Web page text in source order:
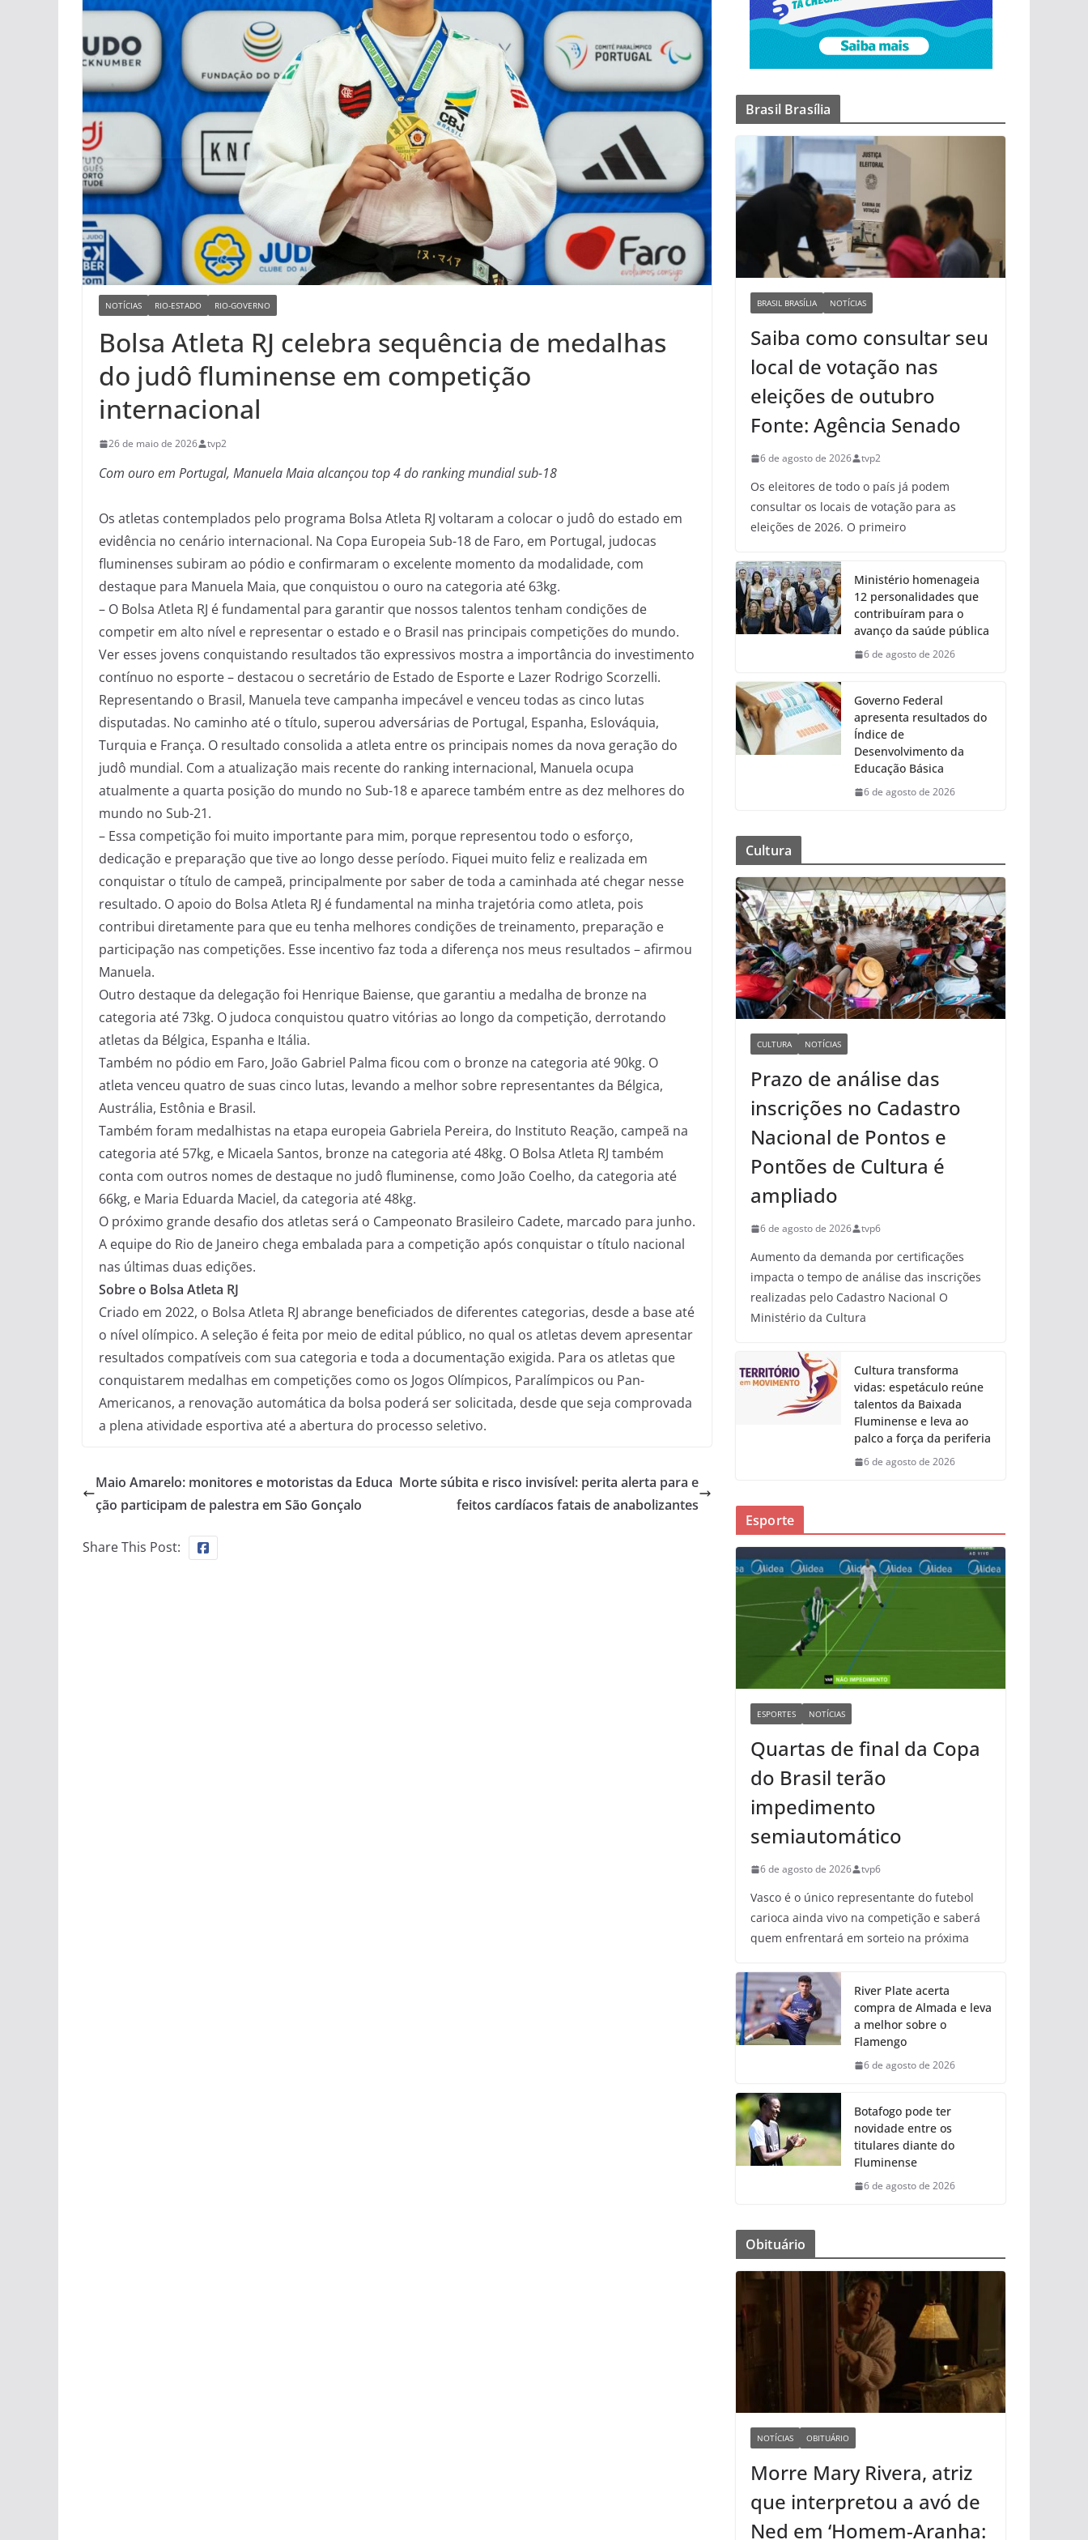
NOTÍCIAS RIO-ESTADO RIO-GOVERNO
Bolsa Atleta RJ celebra sequência de medalhas
do judô fluminense em competição
internacional
26 de maio de 2026 tvp2
Com ouro em Portugal, Manuela Maia alcançou top 4 do ranking mundial sub-18
Os atletas contemplados pelo programa Bolsa Atleta RJ voltaram a colocar o judô do estado em
evidência no cenário internacional. Na Copa Europeia Sub-18 de Faro, em Portugal, judocas
fluminenses subiram ao pódio e confirmaram o excelente momento da modalidade, com
destaque para Manuela Maia, que conquistou o ouro na categoria até 63kg.
– O Bolsa Atleta RJ é fundamental para garantir que nossos talentos tenham condições de
competir em alto nível e representar o estado e o Brasil nas principais competições do mundo.
Ver esses jovens conquistando resultados tão expressivos mostra a importância do investimento
contínuo no esporte – destacou o secretário de Estado de Esporte e Lazer Rodrigo Scorzelli.
Representando o Brasil, Manuela teve campanha impecável e venceu todas as cinco lutas
disputadas. No caminho até o título, superou adversárias de Portugal, Espanha, Eslováquia,
Turquia e França. O resultado consolida a atleta entre os principais nomes da nova geração do
judô mundial. Com a atualização mais recente do ranking internacional, Manuela ocupa
atualmente a quarta posição do mundo no Sub-18 e aparece também entre as dez melhores do
mundo no Sub-21.
– Essa competição foi muito importante para mim, porque representou todo o esforço,
dedicação e preparação que tive ao longo desse período. Fiquei muito feliz e realizada em
conquistar o título de campeã, principalmente por saber de toda a caminhada até chegar nesse
resultado. O apoio do Bolsa Atleta RJ é fundamental na minha trajetória como atleta, pois
contribui diretamente para que eu tenha melhores condições de treinamento, preparação e
participação nas competições. Esse incentivo faz toda a diferença nos meus resultados – afirmou
Manuela.
Outro destaque da delegação foi Henrique Baiense, que garantiu a medalha de bronze na
categoria até 73kg. O judoca conquistou quatro vitórias ao longo da competição, derrotando
atletas da Bélgica, Espanha e Itália.
Também no pódio em Faro, João Gabriel Palma ficou com o bronze na categoria até 90kg. O
atleta venceu quatro de suas cinco lutas, levando a melhor sobre representantes da Bélgica,
Austrália, Estônia e Brasil.
Também foram medalhistas na etapa europeia Gabriela Pereira, do Instituto Reação, campeã na
categoria até 57kg, e Micaela Santos, bronze na categoria até 48kg. O Bolsa Atleta RJ também
conta com outros nomes de destaque no judô fluminense, como João Coelho, da categoria até
66kg, e Maria Eduarda Maciel, da categoria até 48kg.
O próximo grande desafio dos atletas será o Campeonato Brasileiro Cadete, marcado para junho.
A equipe do Rio de Janeiro chega embalada para a competição após conquistar o título nacional
nas últimas duas edições.
Sobre o Bolsa Atleta RJ
Criado em 2022, o Bolsa Atleta RJ abrange beneficiados de diferentes categorias, desde a base até
o nível olímpico. A seleção é feita por meio de edital público, no qual os atletas devem apresentar
resultados compatíveis com sua categoria e toda a documentação exigida. Para os atletas que
conquistarem medalhas em competições como os Jogos Olímpicos, Paralímpicos ou Pan-
Americanos, a renovação automática da bolsa poderá ser solicitada, desde que seja comprovada
a plena atividade esportiva até a abertura do processo seletivo.
Maio Amarelo: monitores e motoristas da Educa
ção participam de palestra em São Gonçalo
Morte súbita e risco invisível: perita alerta para e
feitos cardíacos fatais de anabolizantes
Share This Post:
Brasil Brasília
BRASIL BRASÍLIA NOTÍCIAS
Saiba como consultar seu
local de votação nas
eleições de outubro
Fonte: Agência Senado
6 de agosto de 2026 tvp2
Os eleitores de todo o país já podem
consultar os locais de votação para as
eleições de 2026. O primeiro
Ministério homenageia
12 personalidades que
contribuíram para o
avanço da saúde pública
6 de agosto de 2026
Governo Federal
apresenta resultados do
Índice de
Desenvolvimento da
Educação Básica
6 de agosto de 2026
Cultura
CULTURA NOTÍCIAS
Prazo de análise das
inscrições no Cadastro
Nacional de Pontos e
Pontões de Cultura é
ampliado
6 de agosto de 2026 tvp6
Aumento da demanda por certificações
impacta o tempo de análise das inscrições
realizadas pelo Cadastro Nacional O
Ministério da Cultura
Cultura transforma
vidas: espetáculo reúne
talentos da Baixada
Fluminense e leva ao
palco a força da periferia
6 de agosto de 2026
Esporte
ESPORTES NOTÍCIAS
Quartas de final da Copa
do Brasil terão
impedimento
semiautomático
6 de agosto de 2026 tvp6
Vasco é o único representante do futebol
carioca ainda vivo na competição e saberá
quem enfrentará em sorteio na próxima
River Plate acerta
compra de Almada e leva
a melhor sobre o
Flamengo
6 de agosto de 2026
Botafogo pode ter
novidade entre os
titulares diante do
Fluminense
6 de agosto de 2026
Obituário
NOTÍCIAS OBITUÁRIO
Morre Mary Rivera, atriz
que interpretou a avó de
Ned em ‘Homem-Aranha: